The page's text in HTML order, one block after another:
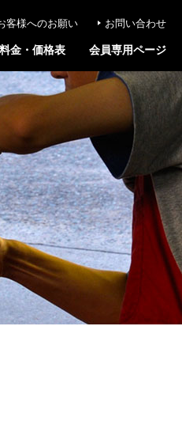
客様へのお願い お問い合わせ
料金・価格表 会員専用ページ